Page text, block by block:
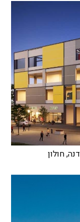
חולון